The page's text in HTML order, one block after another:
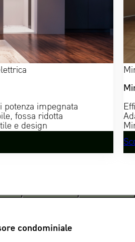
potenza impegnata
fossa ridotta
e design
condominiale